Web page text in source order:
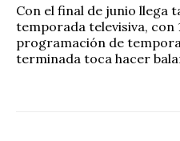
Con el final de junio llega
temporada televisiva, con
programación de
terminada toca hacer